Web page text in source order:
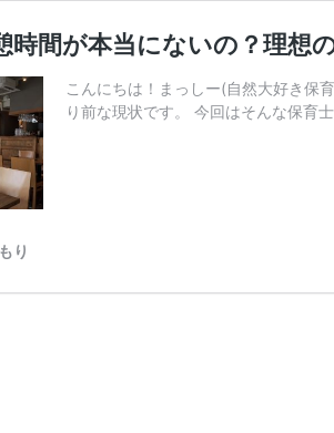
時間が本当にないの？理想
こんにちは！まっしー(自然大好き保
り前な現状です。 今回はそんな保育
り